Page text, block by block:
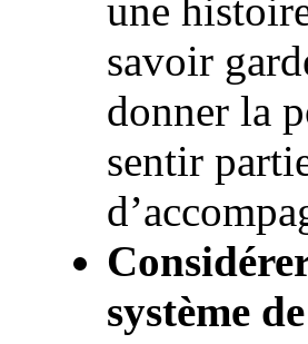
une
savoir
donner la
sentir
système